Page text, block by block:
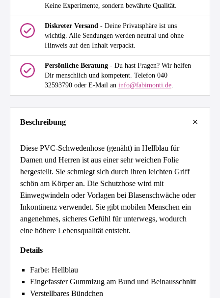
Keine Experimente, sondern bewährte Qualität.
Diskreter Versand - Deine Privatsphäre ist uns
wichtig. Alle Sendungen werden neutral und ohne
Hinweis auf den Inhalt verpackt.
Persönliche Beratung - Du hast Fragen? Wir helfen
Dir menschlich und kompetent. Telefon 040
32593790 oder E-Mail an info@fabimonti.de.
Beschreibung
Diese PVC-Schwedenhose (genäht) in Hellblau für
Damen und Herren ist aus einer sehr weichen Folie
hergestellt. Sie schmiegt sich durch ihren leichten Griff
schön am Körper an. Die Schutzhose wird mit
Einwegwindeln oder Vorlagen bei Blasenschwäche oder
Inkontinenz verwendet. Sie gibt mobilen Menschen ein
angenehmes, sicheres Gefühl für unterwegs, wodurch
eine höhere Lebensqualität entsteht.
Details
Farbe: Hellblau
Eingefasster Gummizug am Bund und Beinausschnitt
Verstellbares Bündchen